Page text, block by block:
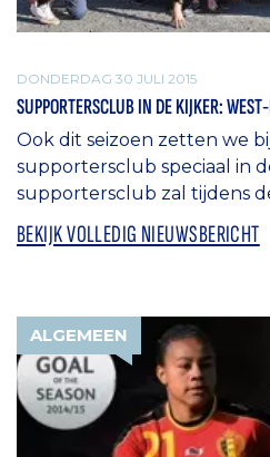
DONDERDAG 30 JULI 2015
SUPPORTERSCLUB IN DE KIJKER:
Ook dit seizoen zetten we
supportersclub speciaal in
supportersclub zal tijdens
BEKIJK VOLLEDIG NIEUWSBERICHT
ALGEMEEN